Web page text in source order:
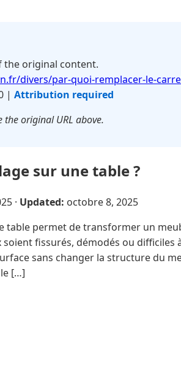
the original content.
divers/par-quoi-remplacer-le-
| Attribution required
original URL above.
sur une table ?
· Updated: octobre 8, 2025
table permet de transformer un
fissurés, démodés ou difficiles
sans changer la structure du
[…]